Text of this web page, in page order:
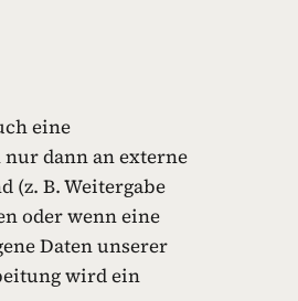
eine
dann an externe
B. Weitergabe
oder wenn eine
Daten unserer
wird ein